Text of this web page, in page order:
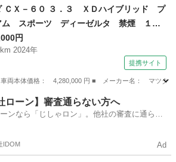
ゴン
ＣＸ－６０ ３．３ ＸＤハイブリッド プ
ム スポーツ ディーゼルタ 禁煙 １オ
直６ディーゼルＨＶ タン革 （車検整備
円
2024年
提携サイト
両本体価格： 4,280,000 円 ■ メーカー名： マツ
ローン】審査通らない方へ
ンなら「じしゃロン」。他社の審査に通らな
IDOM Ad